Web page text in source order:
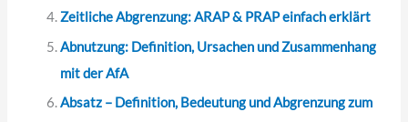
Zeitliche Abgrenzung: ARAP & PRAP einfach erklärt
Abnutzung: Definition, Ursachen und Zusammenhang
mit der AfA
Absatz – Definition, Bedeutung und Abgrenzung zum